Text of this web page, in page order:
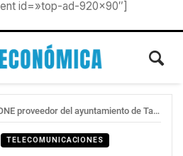
id=»top-ad-920×90″]
proveedor del ayuntamiento de Tarragona
TELECOMUNICACIONES